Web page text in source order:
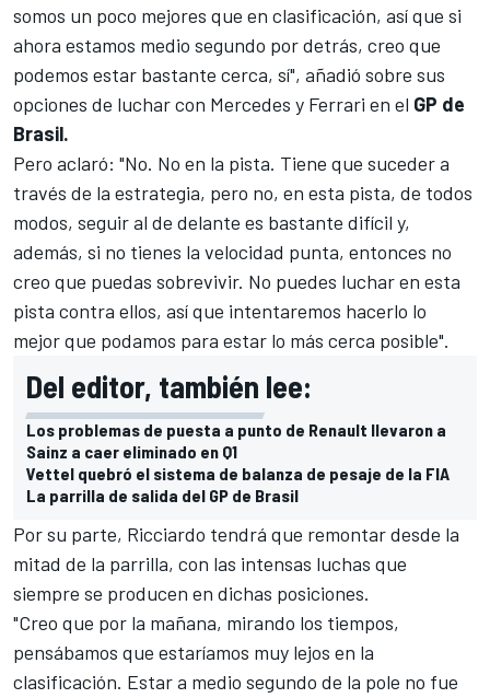
somos un poco mejores que en clasificación, así que si
ahora estamos medio segundo por detrás, creo que
podemos estar bastante cerca, sí", añadió sobre sus
opciones de luchar con Mercedes y Ferrari en el GP de
Brasil.
Pero aclaró: "No. No en la pista. Tiene que suceder a
través de la estrategia, pero no, en esta pista, de todos
modos, seguir al de delante es bastante difícil y,
además, si no tienes la velocidad punta, entonces no
creo que puedas sobrevivir. No puedes luchar en esta
pista contra ellos, así que intentaremos hacerlo lo
mejor que podamos para estar lo más cerca posible".
Del editor, también lee:
Los problemas de puesta a punto de Renault llevaron a
Sainz a caer eliminado en Q1
Vettel quebró el sistema de balanza de pesaje de la FIA
La parrilla de salida del GP de Brasil
Por su parte, Ricciardo tendrá que remontar desde la
mitad de la parrilla, con las intensas luchas que
siempre se producen en dichas posiciones.
"Creo que por la mañana, mirando los tiempos,
pensábamos que estaríamos muy lejos en la
clasificación. Estar a medio segundo de la pole no fue